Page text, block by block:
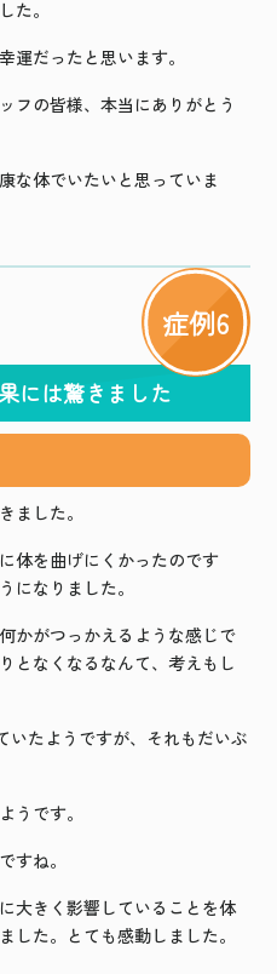
た。
運だったと思います。
フの皆様、本当にありがとう
な体でいたいと思っていま
症例6
には驚きました
ました。
体を曲げにくかったのです
になりました。
かがつっかえるような感じで
となくなるなんて、考えもし
いたようですが、それもだいぶ
うです。
すね。
大きく影響していることを体
した。とても感動しました。